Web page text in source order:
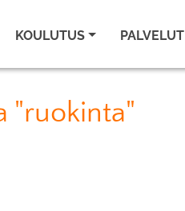
KOULUTUS PALVELUT
"ruokinta"